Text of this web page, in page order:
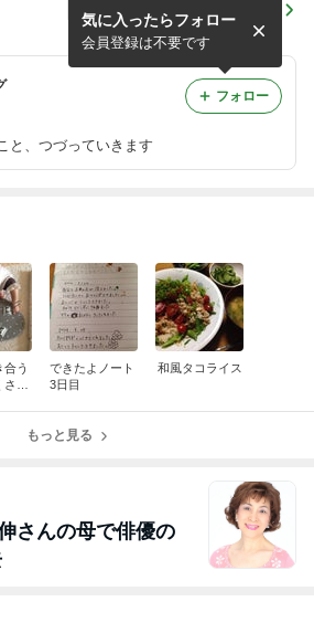
と、つづっていきます
気に入ったらフォロー
会員登録は不要です
フォロー
う
い
できたよノート
3日目
和風タコライス
もっと見る
さんの母で俳優の